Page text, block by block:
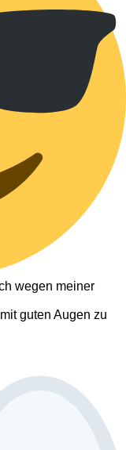
wegen meiner
guten Augen zu